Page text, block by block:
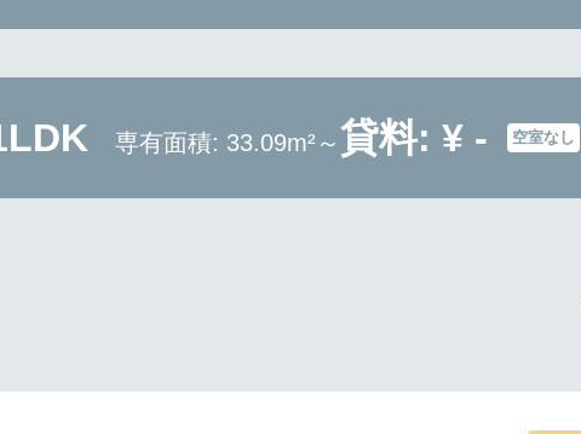
専有面積: 33.09m²～貸料: ¥ - 空室なし